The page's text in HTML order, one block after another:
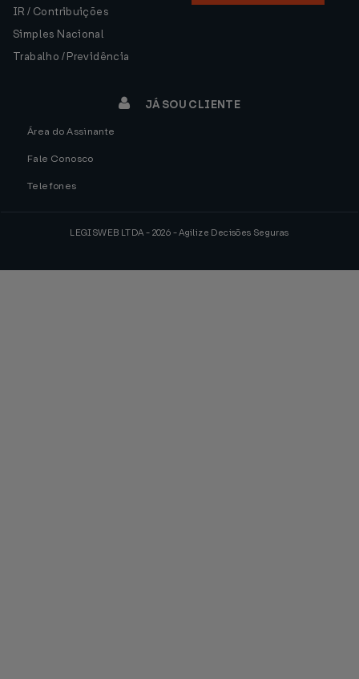
IR / Contribuições
Simples Nacional
Trabalho / Previdência
JÁ SOU CLIENTE
Área do Assinante
Fale Conosco
Telefones
LEGISWEB LTDA - 2026 - Agilize Decisões Seguras